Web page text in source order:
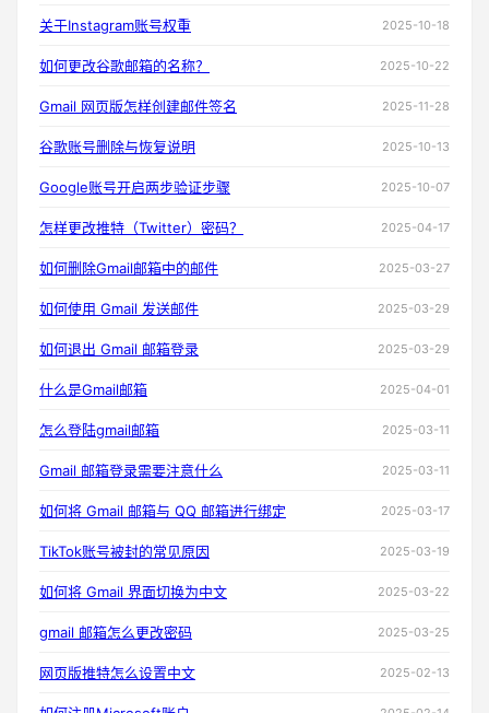
关于Instagram账号权重 2025-10-18
如何更改谷歌邮箱的名称？ 2025-10-22
Gmail 网页版怎样创建邮件签名 2025-11-28
谷歌账号删除与恢复说明 2025-10-13
Google账号开启两步验证步骤 2025-10-07
怎样更改推特（Twitter）密码？ 2025-04-17
如何删除Gmail邮箱中的邮件 2025-03-27
如何使用 Gmail 发送邮件 2025-03-29
如何退出 Gmail 邮箱登录 2025-03-29
什么是Gmail邮箱 2025-04-01
怎么登陆gmail邮箱 2025-03-11
Gmail 邮箱登录需要注意什么 2025-03-11
如何将 Gmail 邮箱与 QQ 邮箱进行绑定 2025-03-17
TikTok账号被封的常见原因 2025-03-19
如何将 Gmail 界面切换为中文 2025-03-22
gmail 邮箱怎么更改密码 2025-03-25
网页版推特怎么设置中文 2025-02-13